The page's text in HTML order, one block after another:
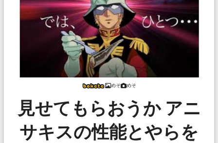
めそ めそ
見せてもらおうか アニ
サキスの性能とやらを